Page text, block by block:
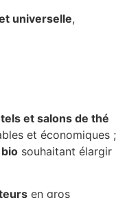
universelle,
et salons de thé
et économiques ;
souhaitant élargir
en gros